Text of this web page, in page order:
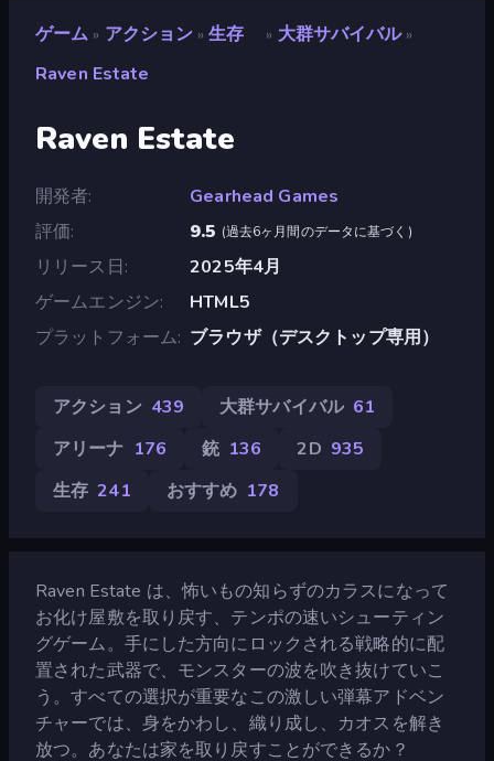
ゲーム » アクション » 生存 » 大群サバイバル »
Raven Estate
Raven Estate
開発者
Gearhead Games
評価
9.5 (過去6ヶ月間のデータに基づく )
リリース日
2025年4月
ゲームエンジン
HTML5
プラットフォーム ブラウザ（デスクトップ専用）
アクション 439 大群サバイバル 61
アリーナ 176 銃 136 2D 935
生存 241 おすすめ 178
Raven Estate は、怖いもの知らずのカラスになって
お化け屋敷を取り戻す、テンポの速いシューティン
グゲーム。手にした方向にロックされる戦略的に配
置された武器で、モンスターの波を吹き抜けていこ
う。すべての選択が重要なこの激しい弾幕アドベン
チャーでは、身をかわし、織り成し、カオスを解き
放つ。あなたは家を取り戻すことができるか？